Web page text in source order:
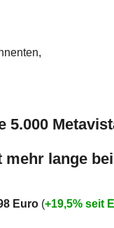
5.000
lange
Euro (+19,5% seit